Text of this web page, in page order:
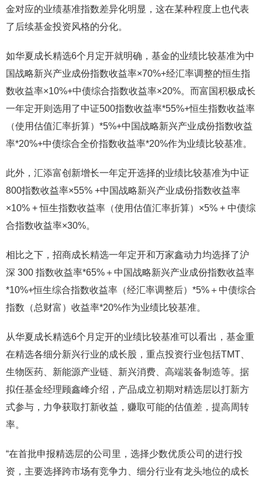
金对应的业绩基准指数差异化明显，这在某种程度上也代表
了后续基金投资风格的分化。
如华夏成长精选6个月定开就明确，基金的业绩比较基准为中
国战略新兴产业成份指数收益率×70%+经汇率调整的恒生指
数收益率×10%+中债综合指数收益率×20%。而富国积极成长
一年定开则选用了中证500指数收益率*55%+恒生指数收益率
（使用估值汇率折算）*5%+中国战略新兴产业成份指数收益
率*20%+中债综合全价指数收益率*20%作为业绩比较基准。
此外，汇添富创新增长一年定开选择的业绩比较基准为中证
800指数收益率×55% +中国战略新兴产业成份指数收益率
×10% + 恒生指数收益率（使用估值汇率折算）×5% + 中债综
合指数收益率×30%。
相比之下，招商成长精选一年定开和万家鑫动力均选择了沪
深 300 指数收益率*65%＋中国战略新兴产业成份指数收益率
*10%+恒生综合指数收益率（经汇率调整后）*5%＋中债综合
指数（总财富）收益率*20%作为业绩比较基准。
从华夏成长精选6个月定开的业绩比较基准可以看出，基金重
在精选各细分新兴行业的成长股，重点投资行业包括TMT、
生物医药、新能源产业链、新兴消费、高端装备制造等。据
拟任基金经理顾鑫峰介绍，产品成立初期对精选层以打新方
式参与，力争获取打新收益，赚取可能的估值差，提高周转
率。
“在首批申报精选层的公司里，选择少数优质公司的进行投
资，主要选择跨市场有竞争力、细分行业有龙头地位的成长